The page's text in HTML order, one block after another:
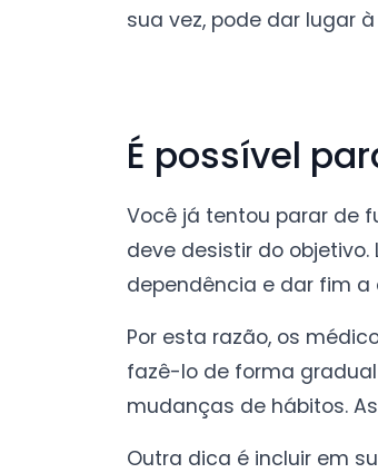
sua vez, pode dar lugar
É possível
Você já tentou parar de
deve desistir do
dependência e dar fim
Por esta razão, os
fazê-lo de forma
mudanças de hábitos.
Outra dica é incluir em